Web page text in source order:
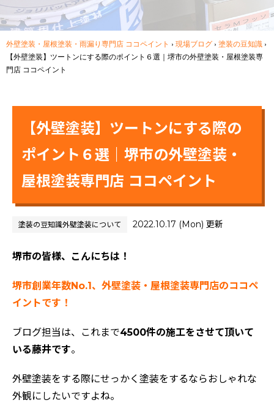
外壁塗装・屋根塗装・雨漏り専門店 ココペイント › 現場ブログ › 塗装の豆知識 ›
【外壁塗装】ツートンにする際のポイント６選｜堺市の外壁塗装・屋根塗装専
門店 ココペイント
【外壁塗装】ツートンにする際の
ポイント６選｜堺市の外壁塗装・
屋根塗装専門店 ココペイント
塗装の豆知識外壁塗装について 2022.10.17 (Mon) 更新
堺市の皆様、こんにちは！
堺市創業年数No.1、外壁塗装・屋根塗装専門店のココペ
イントです！
ブログ担当は、これまで4500件の施工をさせて頂いて
いる藤井です。
外壁塗装をする際にせっかく塗装をするならおしゃれな
外観にしたいですよね。